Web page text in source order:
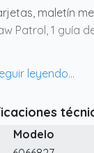
maletín
Patrol, 1 guía
FAMILIAR:
De 2 a 6
divertido y
Modelo